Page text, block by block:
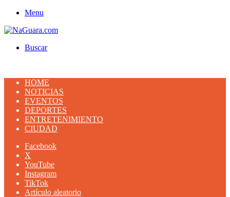
Menu
Buscar
HOME
NOTICIAS
EVENTOS
DEPORTES
ENTRETENIMIENTO
CIUDAD
Facebook
X
YouTube
Instagram
TikTok
Artículo aleatorio